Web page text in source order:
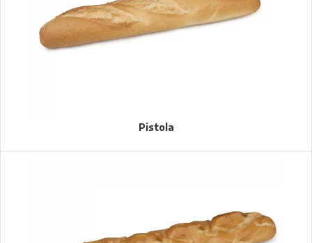
Pistola